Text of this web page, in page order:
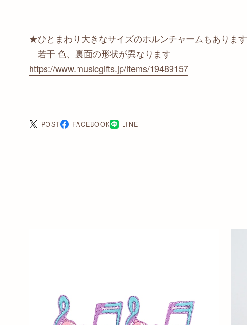
★ひとまわり大きなサイズのホルンチャームもあります
若干 色、裏面の形状が異なります
https://www.musicgifts.jp/items/19489157
POST FACEBOOK LINE